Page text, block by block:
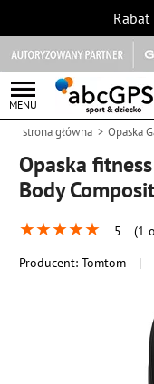
MENU
strona główna Opaska
Opaska
Body
★★★★★ 5 (1
Producent:Tomtom |